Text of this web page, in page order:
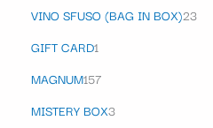
VINO SFUSO (BAG IN BOX)23
GIFT CARD1
MAGNUM157
MISTERY BOX3